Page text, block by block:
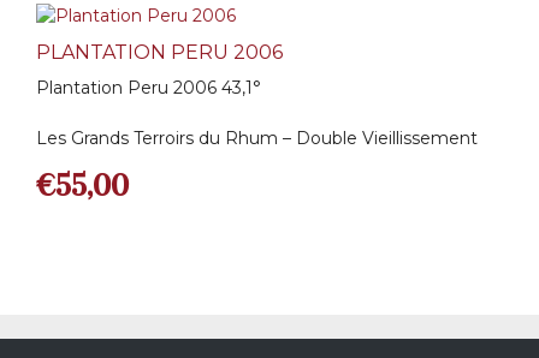
PLANTATION PERU 2006
Plantation Peru 2006 43,1°
Les Grands Terroirs du Rhum – Double Vieillissement
€55,00